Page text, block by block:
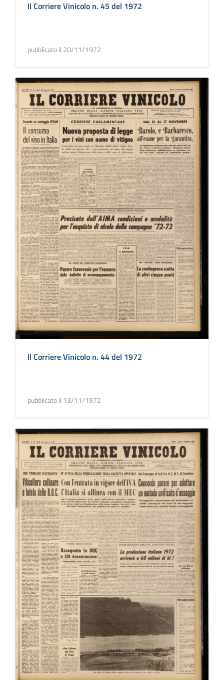
Il Corriere Vinicolo n. 45 del 1972
pubblicato il 20/11/1972
Il Corriere Vinicolo n. 44 del 1972
pubblicato il 13/11/1972